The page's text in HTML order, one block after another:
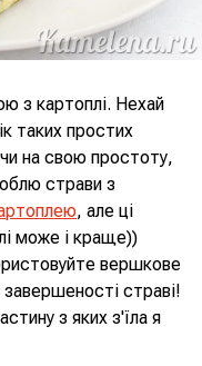
з картоплі. Нехай
таких простих
на свою простоту,
страви з
, але ці
може і краще))
вершкове
страві!
з яких з'їла я